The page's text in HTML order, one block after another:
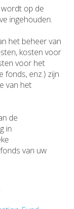
wordt op de
ingehouden.
het beheer van
kosten voor
voor het
fonds, enz.) zijn
van het
de
in
van uw